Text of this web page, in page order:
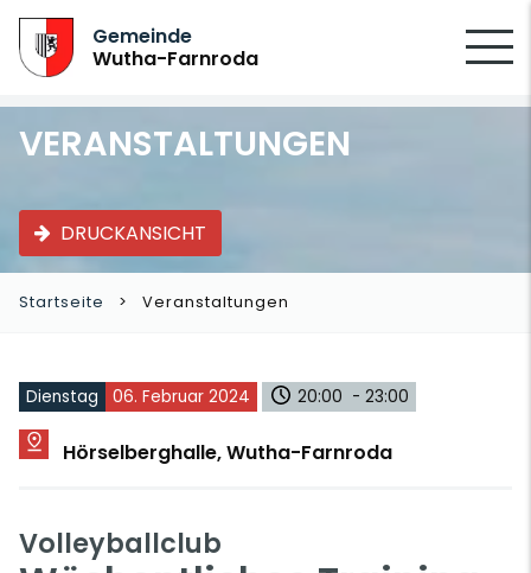
Gemeinde
Wutha-Farnroda
VERANSTALTUNGEN
DRUCKANSICHT
Startseite Veranstaltungen
Dienstag 06. Februar 2024 20:00 - 23:00
Hörselberghalle, Wutha-Farnroda
Volleyballclub